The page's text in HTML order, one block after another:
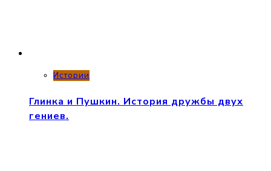
Истории
Глинка и Пушкин. История дружбы двух
гениев.